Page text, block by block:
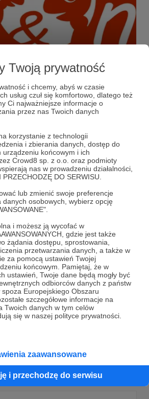
Twoją prywatność
i chcemy, abyś w czasie
usług czuł się komfortowo, dlatego też
Ci najważniejsze informacje o
przez nas Twoich danych
korzystanie z technologii
i zbierania danych, dostęp do
urządzeniu końcowym i ich
Crowd8 sp. z o.o. oraz podmioty
nas w prowadzeniu działalności,
DO SERWISU.
lub zmienić swoje preferencje
osobowych, wybierz opcję
i możesz ją wycofać w
gdzie jest także
żądania dostępu, sprostowania,
przetwarzania danych, a także w
za pomocą ustawień Twojej
końcowym. Pamiętaj, że w
ustawień, Twoje dane będą mogły być
odbiorców danych z państw
Europejskiego Obszaru
szczegółowe informacje na
Twoich danych w tym celów
się w naszej polityce prywatności.
zaawansowane
i przechodzę do serwisu
i odpowiedzi! :D
to się je? Uczymy na razie się...
grona Patronów!
AutoraGwizdeK & newt
teraz!
Patronem